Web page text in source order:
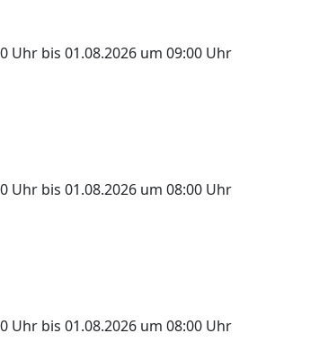
Uhr bis 01.08.2026 um 09:00 Uhr
Uhr bis 01.08.2026 um 08:00 Uhr
Uhr bis 01.08.2026 um 08:00 Uhr